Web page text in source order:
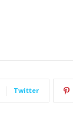
Twitter